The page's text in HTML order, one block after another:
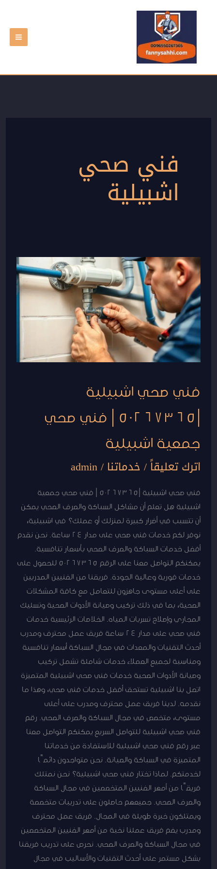
تخطي
المحتوى
فني صحي
اشبيلية
فني صحي اشبيلية
|50267365 | فني صحي
جمعية اشبيلية
اترك تعليقاً/خدماتنا /
admin
فني صحي اشبيلية |50267365 | فني صحي جمعية
اشبيلية هل تعلم أن مشاكل السباكة والصرف الصحي يمكن
أن تتسبب في أضرار كبيرة لمنزلك أو عملك؟ في اشبيلية،
نوفر لكم خدمات فني صحي على مدار 24 ساعة. نحن نقدم
أفضل خدمات السباكة والصرف الصحي بأسعار تنافسية.
يمكنكم التواصل معنا على الرقم 50267365 للحصول على
خدمات فورية وعالية الجودة. فريقنا من الفنيين المدربين
على أعلى مستوى جاهزون للتعامل مع كافة المشكلات
الصحية، بما في ذلك تركيب وصيانة الأدوات الصحية وتسليك
المجاري وإصلاح تسربات المياه. الخلاصات الرئيسية خدمات
فني صحي على مدار 24 ساعة فريق عمل محترف ومدرب
أحدث التقنيات والمعدات في مجال السباكة أسعار تنافسية
ومناسبة لجميع العملاء خدمات شاملة تشمل تركيب
وصيانة الأدوات الصحية خدمات فني صحي اشبيلية المتميزة
اتصل بنا اشبيلية تستحق أفضل خدمات فني صحي، وهذا ما
نقدمه. لدينا فريق عمل محترف ومدرب على أعلى
مستوى، متخصص في مجال السباكة والصرف الصحي. رقم
فني صحي اشبيلية للتواصل السريع يمكنكم التواصل معنا
عبر رقم فني صحي اشبيلية للاستفادة من خدماتنا
المتميزة في السباكة والصيانة. نحن متواجدون دائمًا
لخدمتكم. لماذا تختار فني صحي اشبيلية؟ نحن نمتلك
فريقًا من أمهر الفنيين المتخصصين في مجال السباكة
والصرف الصحي. جميعهم حاصلون على تدريبات متخصصة
ويمتلكون خبرة طويلة في المجال. فريق عمل محترف
ومدرب يضم فريق عملنا نخبة من أمهر الفنيين المتخصصين
في مجال السباكة والصرف الصحي. نحرص على تدريب فريقنا
بشكل مستمر على أحدث التقنيات والأساليب في مجال
فني
صحي
اشبيلية
|50267365
|
فني
صحي
جمعية